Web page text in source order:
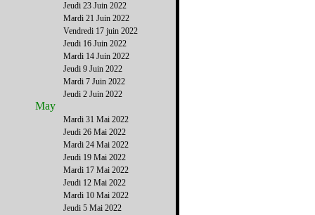
Jeudi 23 Juin 2022
Mardi 21 Juin 2022
Vendredi 17 juin 2022
Jeudi 16 Juin 2022
Mardi 14 Juin 2022
Jeudi 9 Juin 2022
Mardi 7 Juin 2022
Jeudi 2 Juin 2022
May
Mardi 31 Mai 2022
Jeudi 26 Mai 2022
Mardi 24 Mai 2022
Jeudi 19 Mai 2022
Mardi 17 Mai 2022
Jeudi 12 Mai 2022
Mardi 10 Mai 2022
Jeudi 5 Mai 2022